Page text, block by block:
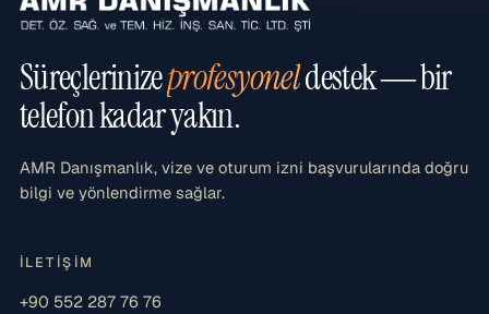
Süreçlerinizeprofesyoneldestek — bir
telefon kadar yakın.
AMR Danışmanlık, vize ve oturum izni başvurularında doğru
bilgi ve yönlendirme sağlar.
İLETIŞIM
+90 552 287 76 76